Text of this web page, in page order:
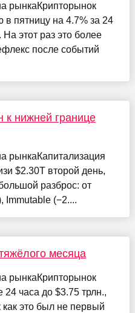
рынкаКрипторынок
пятницу на 4.7% за 24
этот раз это более
после событий
к нижней границе
рынкаКапитализация
$2.30T второй день,
разброс: от
Immutable (−2....
месяца
рынкаКрипторынок
24 часа до $3.75 трлн.,
это был не первый